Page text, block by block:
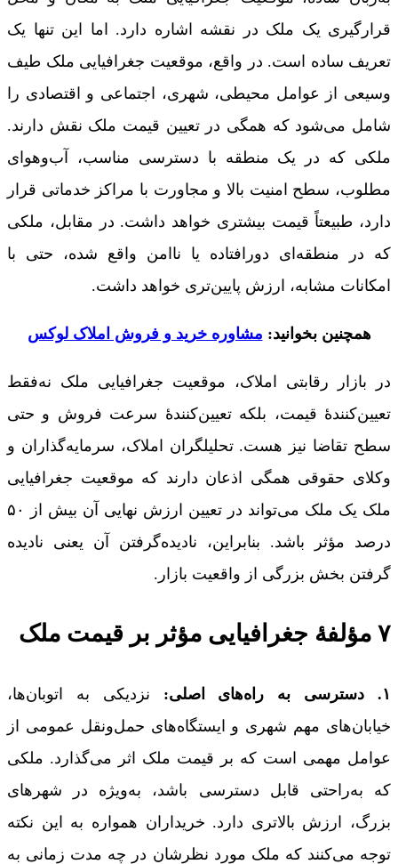
قرارگیری یک ملک در نقشه اشاره دارد. اما این تنها یک
تعریف ساده است. در واقع، موقعیت جغرافیایی ملک طیف
وسیعی از عوامل محیطی، شهری، اجتماعی و اقتصادی را
شامل می‌شود که همگی در تعیین قیمت ملک نقش دارند.
ملکی که در یک منطقه با دسترسی مناسب، آب‌وهوای
مطلوب، سطح امنیت بالا و مجاورت با مراکز خدماتی قرار
دارد، طبیعتاً قیمت بیشتری خواهد داشت. در مقابل، ملکی
که در منطقه‌ای دورافتاده یا ناامن واقع شده، حتی با
امکانات مشابه، ارزش پایین‌تری خواهد داشت.
همچنین بخوانید: مشاوره خرید و فروش املاک لوکس
در بازار رقابتی املاک، موقعیت جغرافیایی ملک نه‌فقط
تعیین‌کنندۀ قیمت، بلکه تعیین‌کنندۀ سرعت فروش و حتی
سطح تقاضا نیز هست. تحلیلگران املاک، سرمایه‌گذاران و
وکلای حقوقی همگی اذعان دارند که موقعیت جغرافیایی
ملک یک ملک می‌تواند در تعیین ارزش نهایی آن بیش از ۵۰
درصد مؤثر باشد. بنابراین، نادیده‌گرفتن آن یعنی نادیده
گرفتن بخش بزرگی از واقعیت بازار.
۷ مؤلفۀ جغرافیایی مؤثر بر قیمت ملک
۱. دسترسی به راه‌های اصلی:
نزدیکی به اتوبان‌ها،
خیابان‌های مهم شهری و ایستگاه‌های حمل‌ونقل عمومی از
عوامل مهمی است که بر قیمت ملک اثر می‌گذارد. ملکی
که به‌راحتی قابل دسترسی باشد، به‌ویژه در شهرهای
بزرگ، ارزش بالاتری دارد. خریداران همواره به این نکته
توجه می‌کنند که ملک مورد نظرشان در چه مدت زمانی به